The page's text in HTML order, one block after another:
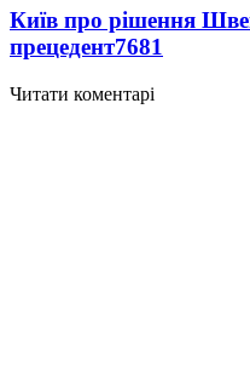
Київ про рішення
прецедент7681
Читати коментарі